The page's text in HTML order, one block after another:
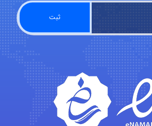
roya_boostani
amir
Fateme896